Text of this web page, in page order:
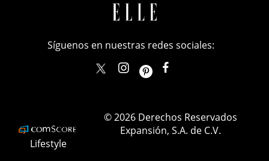
Síguenos en nuestras redes sociales:
elle_mexicoellemexico
Lifestyle
© 2026 Derechos Reservados
Expansión, S.A. de C.V.